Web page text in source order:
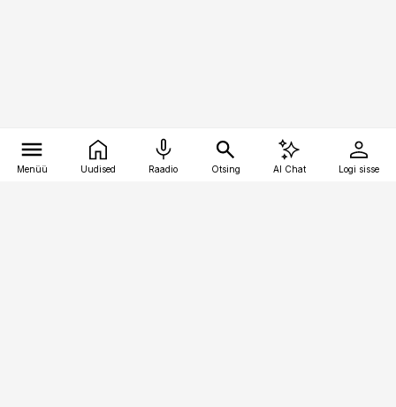
Menüü Uudised Raadio Otsing AI Chat Logi sisse